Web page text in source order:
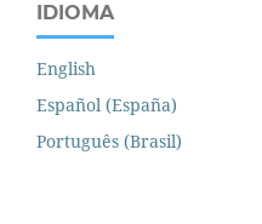
IDIOMA
English
Español (España)
Português (Brasil)